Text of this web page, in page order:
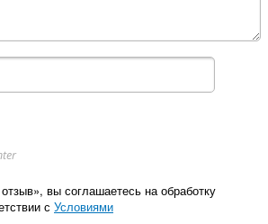
вы соглашаетесь на обработку
с Условиями